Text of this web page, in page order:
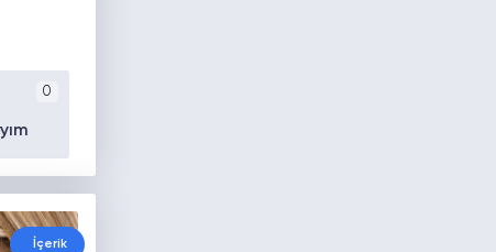
0
İçerik